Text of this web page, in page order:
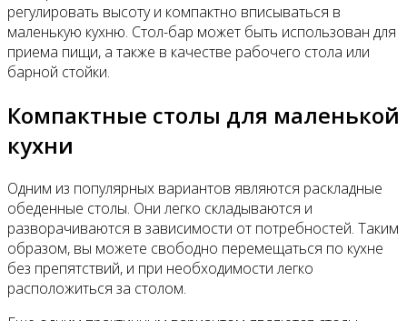
регулировать высоту и компактно вписываться в
маленькую кухню. Стол-бар может быть использован для
приема пищи, а также в качестве рабочего стола или
барной стойки.
Компактные столы для маленькой
кухни
Одним из популярных вариантов являются раскладные
обеденные столы. Они легко складываются и
разворачиваются в зависимости от потребностей. Таким
образом, вы можете свободно перемещаться по кухне
без препятствий, и при необходимости легко
расположиться за столом.